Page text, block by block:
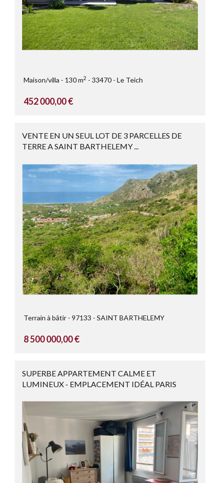
Maison/villa 130 m2 33470 Le Teich
452 000,00 €
VENTE EN UN SEUL LOT DE 3 PARCELLES DE
TERRE A SAINT BARTHELEMY ...
Terrain à bâtir 97133 SAINT BARTHELEMY
8 500 000,00 €
SUPERBE APPARTEMENT CALME ET
LUMINEUX - EMPLACEMENT IDÉAL PARIS